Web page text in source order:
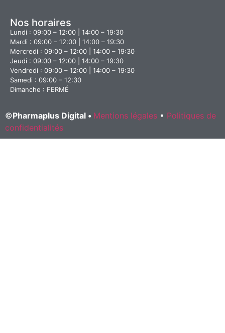
Nos horaires
Lundi : 09:00 – 12:00 | 14:00 – 19:30
Mardi : 09:00 – 12:00 | 14:00 – 19:30
Mercredi : 09:00 – 12:00 | 14:00 – 19:30
Jeudi : 09:00 – 12:00 | 14:00 – 19:30
Vendredi : 09:00 – 12:00 | 14:00 – 19:30
Samedi : 09:00 – 12:30
Dimanche : FERMÉ
©Pharmaplus Digital • Mentions légales • Politiques de
confidentialités